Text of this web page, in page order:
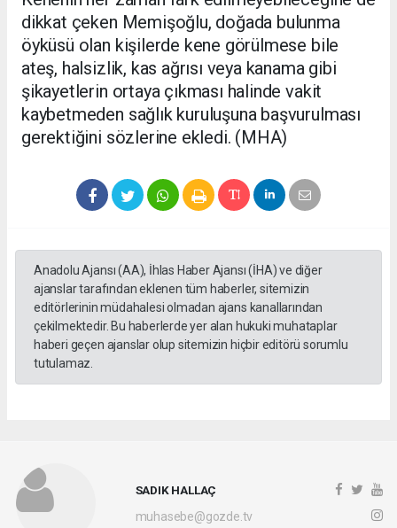
dikkat çeken Memişoğlu, doğada bulunma
öyküsü olan kişilerde kene görülmese bile
ateş, halsizlik, kas ağrısı veya kanama gibi
şikayetlerin ortaya çıkması halinde vakit
kaybetmeden sağlık kuruluşuna başvurulması
gerektiğini sözlerine ekledi. (MHA)
Anadolu Ajansı (AA), İhlas Haber Ajansı (İHA) ve diğer
ajanslar tarafından eklenen tüm haberler, sitemizin
editörlerinin müdahalesi olmadan ajans kanallarından
çekilmektedir. Bu haberlerde yer alan hukuki muhataplar
haberi geçen ajanslar olup sitemizin hiçbir editörü sorumlu
tutulamaz.
SADIK HALLAÇ
muhasebe@gozde.tv